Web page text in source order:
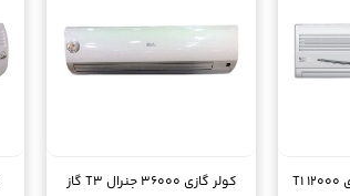
کولر گازی جنرال لبخندی 12000 T1
کولر گازی 36000 جنرال T3 گاز